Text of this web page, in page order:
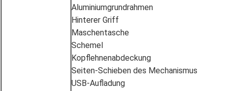
Aluminiumgrundrahmen
Hinterer Griff
Maschentasche
Schemel
Kopflehnenabdeckung
Seiten-Schieben des Mechanismus
USB-Aufladung